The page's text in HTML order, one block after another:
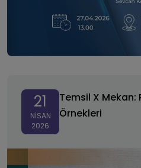
21
NISAN
2026
Temsil X Mekan:
Örnekleri